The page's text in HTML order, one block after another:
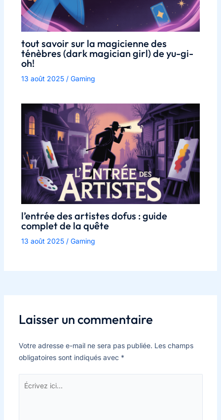
tout savoir sur la magicienne des
ténèbres (dark magician girl) de yu-gi-
oh!
13 août 2025 / Gaming
l’entrée des artistes dofus : guide
complet de la quête
13 août 2025 / Gaming
Laisser un commentaire
Votre adresse e-mail ne sera pas publiée. Les champs
obligatoires sont indiqués avec *
Écrivez